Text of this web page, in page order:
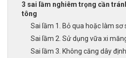
3 sai lầm nghiêm trọng cần
tông
Sai lầm 1. Bỏ qua hoặc làm
Sai lầm 2. Sử dụng vữa xi
Sai lầm 3. Không căng dây